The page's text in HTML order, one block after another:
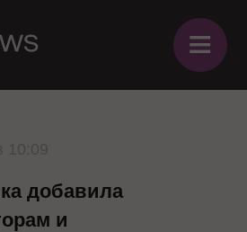
≡
добавила
и